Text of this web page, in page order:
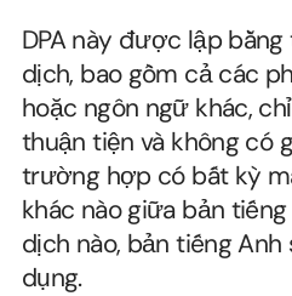
DPA này được lập
dịch, bao gồm cả các
hoặc ngôn ngữ khác,
thuận tiện và không có
trường hợp có bất kỳ
khác nào giữa bản
dịch nào, bản tiếng
dụng.